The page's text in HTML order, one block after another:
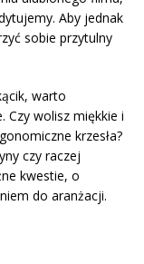
Aby jednak
sobie przytulny
warto
Czy wolisz miękkie i
krzesła?
czy raczej
kwestie, o
do aranżacji.